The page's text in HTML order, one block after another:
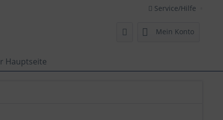
Service/Hilfe
Mein Konto
Hauptseite